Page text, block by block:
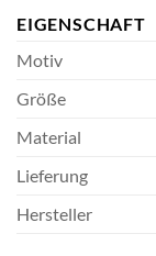
EIGENSCHAFT
Motiv
Größe
Material
Lieferung
Hersteller